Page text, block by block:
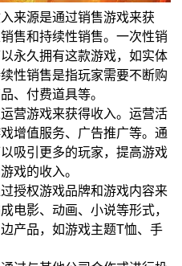
来源是通过销售游戏来获
售和持续性销售。一次性销
永久拥有这款游戏，如实体
性销售是指玩家需要不断购
、付费道具等。
营游戏来获得收入。运营活
增值服务、广告推广等。通
吸引更多的玩家，提高游戏
戏的收入。
授权游戏品牌和游戏内容来
电影、动画、小说等形式，
产品，如游戏主题T恤、手